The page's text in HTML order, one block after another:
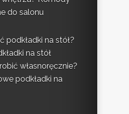
do salonu
podkładki na stół?
na stół
własnoręcznie?
podkładki na